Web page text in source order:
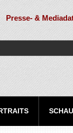
Presse- &